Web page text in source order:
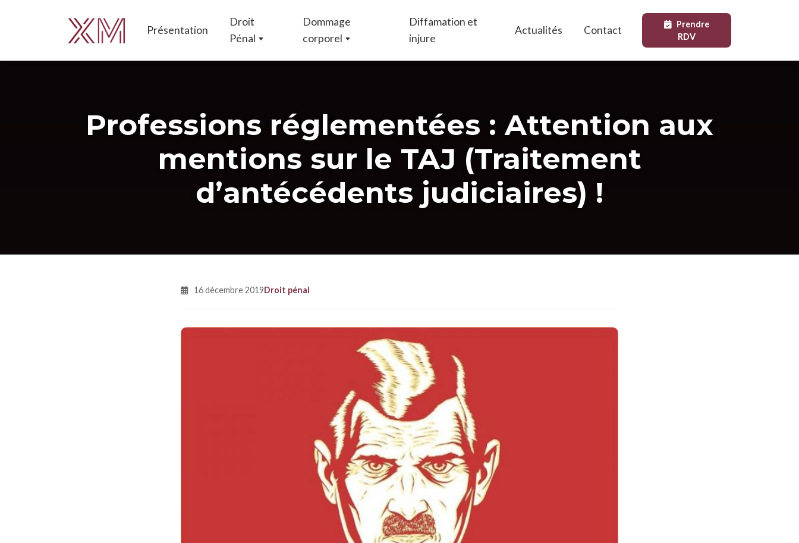
Présentation
Droit
Pénal
Dommage
corporel
Diffamation et
injure
Actualités Contact
Prendre
RDV
Professions réglementées : Attention aux
mentions sur le TAJ (Traitement
d’antécédents judiciaires) !
16 décembre 2019Droit pénal